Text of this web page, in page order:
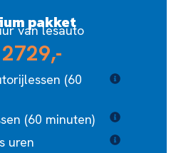
pakket
van lesauto
(60
(60 minuten)
uren